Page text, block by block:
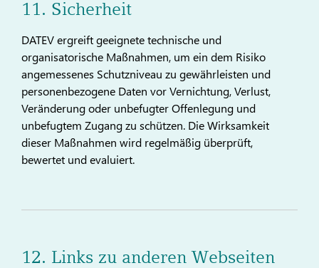
11. Sicherheit
DATEV ergreift geeignete technische und
organisatorische Maßnahmen, um ein dem Risiko
angemessenes Schutzniveau zu gewährleisten und
personenbezogene Daten vor Vernichtung, Verlust,
Veränderung oder unbefugter Offenlegung und
unbefugtem Zugang zu schützen. Die Wirksamkeit
dieser Maßnahmen wird regelmäßig überprüft,
bewertet und evaluiert.
12. Links zu anderen Webseiten